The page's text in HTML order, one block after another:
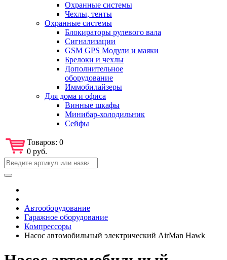
Охранные системы
Чехлы, тенты
Охранные системы
Блокираторы рулевого вала
Сигнализации
GSM GPS Модули и маяки
Брелоки и чехлы
Дополнительное
оборудование
Иммобилайзеры
Для дома и офиса
Винные шкафы
Минибар-холодильник
Сейфы
Товаров: 0
0 руб.
Автооборудование
Гаражное оборудование
Компрессоры
Насос автомобильный электрический AirMan Hawk